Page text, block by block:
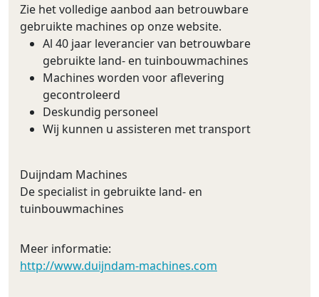
Zie het volledige aanbod aan betrouwbare
gebruikte machines op onze website.
Al 40 jaar leverancier van betrouwbare
gebruikte land- en tuinbouwmachines
Machines worden voor aflevering
gecontroleerd
Deskundig personeel
Wij kunnen u assisteren met transport
Duijndam Machines
De specialist in gebruikte land- en
tuinbouwmachines
Meer informatie:
http://www.duijndam-machines.com